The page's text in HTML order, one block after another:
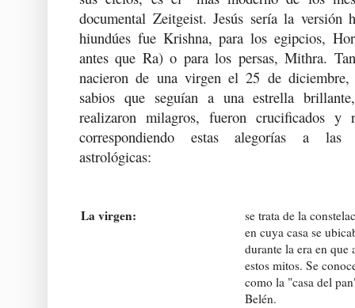
documental Zeitgeist. Jesús sería la versión
hiundúes fue Krishna, para los egipcios,
antes que Ra) o para los persas, Mithra.
nacieron de una virgen el 25 de diciembre,
sabios que seguían a una estrella
realizaron milagros, fueron crucificados y
correspondiendo estas alegorías a las
astrológicas:
La virgen:
se trata de la
en cuya casa se
durante la era en que
estos mitos. Se
como la "casa del
Belén.